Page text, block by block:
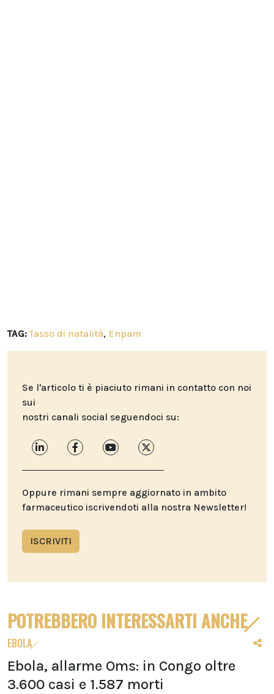
TAG: Tasso di natalità, Enpam
Se l'articolo ti è piaciuto rimani in contatto con noi
sui
nostri canali social seguendoci su:
Oppure rimani sempre aggiornato in ambito
farmaceutico iscrivendoti alla nostra Newsletter!
ISCRIVITI
POTREBBERO INTERESSARTI ANCHE
EBOLA
Ebola, allarme Oms: in Congo oltre
3.600 casi e 1.587 morti